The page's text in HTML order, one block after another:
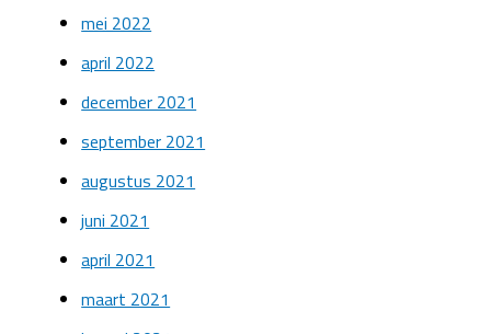
mei 2022
april 2022
december 2021
september 2021
augustus 2021
juni 2021
april 2021
maart 2021